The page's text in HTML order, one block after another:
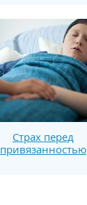
Страх перед
привязанностью